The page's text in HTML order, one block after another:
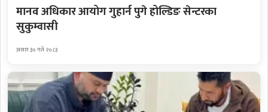
मानव अधिकार आयोग गुहार्न पुगे होल्डिङ सेन्टरका
सुकुम्वासी
असार ३० गते २०८३